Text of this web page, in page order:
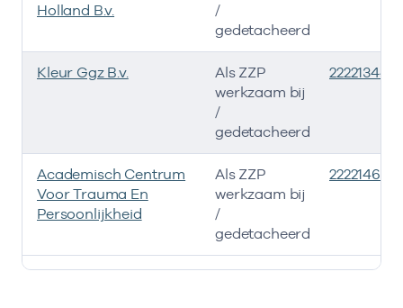
Ik heb een arbeidsrelatie met
Holland B.v.
/
gedetacheerd
Kleur Ggz B.v.
Als ZZP
werkzaam bij
/
gedetacheerd
22221344
Academisch Centrum
Voor Trauma En
Persoonlijkheid
Als ZZP
werkzaam bij
/
gedetacheerd
22221465